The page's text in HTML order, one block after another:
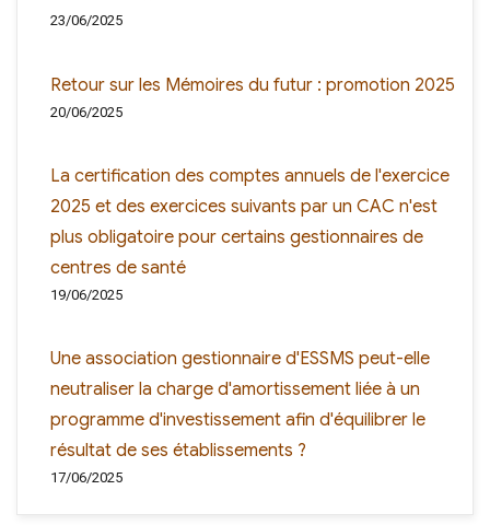
23/06/2025
Retour sur les Mémoires du futur : promotion 2025
20/06/2025
La certification des comptes annuels de l'exercice
2025 et des exercices suivants par un CAC n'est
plus obligatoire pour certains gestionnaires de
centres de santé
19/06/2025
Une association gestionnaire d'ESSMS peut-elle
neutraliser la charge d'amortissement liée à un
programme d'investissement afin d'équilibrer le
résultat de ses établissements ?
17/06/2025